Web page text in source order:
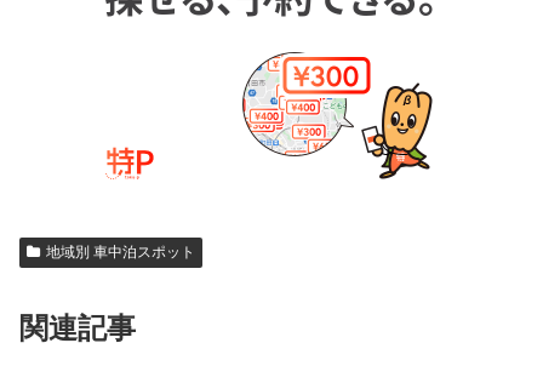
地域別 車中泊スポット
関連記事